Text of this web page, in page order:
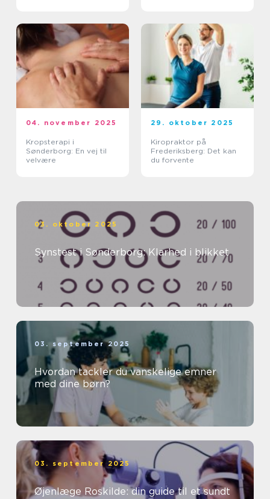
04. november 2025
Kropsterapi i
Sønderborg: En vej til
velvære
29. oktober 2025
Kiropraktor på
Frederiksberg: Det kan
du forvente
03. oktober 2025
Synstest i Sønderborg: Klarhed i blikket
03. september 2025
Hvordan tackler du vanskelige emner
med dine børn?
03. september 2025
Øjenlæge Roskilde: din guide til et sundt